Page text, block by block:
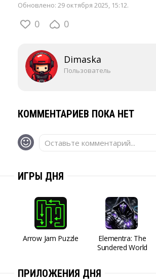
Обновлено: 29 октября 2025, 15:12.
0 0
Dimaska
Пользователь
КОММЕНТАРИЕВ ПОКА НЕТ
Оставьте комментарий...
ИГРЫ ДНЯ
Arrow Jam Puzzle
Elementra: The
Sundered World
ПРИЛОЖЕНИЯ ДНЯ